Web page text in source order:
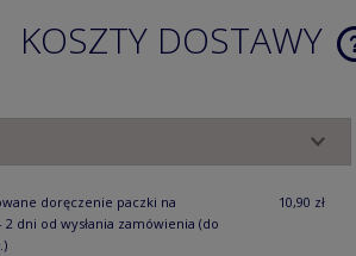
KOSZTY DOSTAWY
doręczenie paczki na
dni od wysłania zamówienia (do
10,90 zł